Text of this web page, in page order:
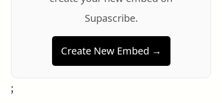
Supascribe.
Create New Embed →
;